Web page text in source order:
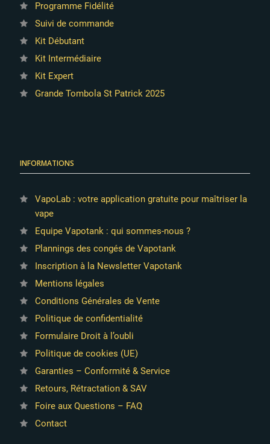
Programme Fidélité
Suivi de commande
Kit Débutant
Kit Intermédiaire
Kit Expert
Grande Tombola St Patrick 2025
INFORMATIONS
VapoLab : votre application gratuite pour maîtriser la
vape
Equipe Vapotank : qui sommes-nous ?
Plannings des congés de Vapotank
Inscription à la Newsletter Vapotank
Mentions légales
Conditions Générales de Vente
Politique de confidentialité
Formulaire Droit à l’oubli
Politique de cookies (UE)
Garanties – Conformité & Service
Retours, Rétractation & SAV
Foire aux Questions – FAQ
Contact